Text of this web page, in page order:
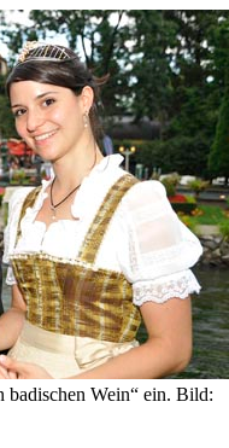
badischen Wein“ ein. Bild: